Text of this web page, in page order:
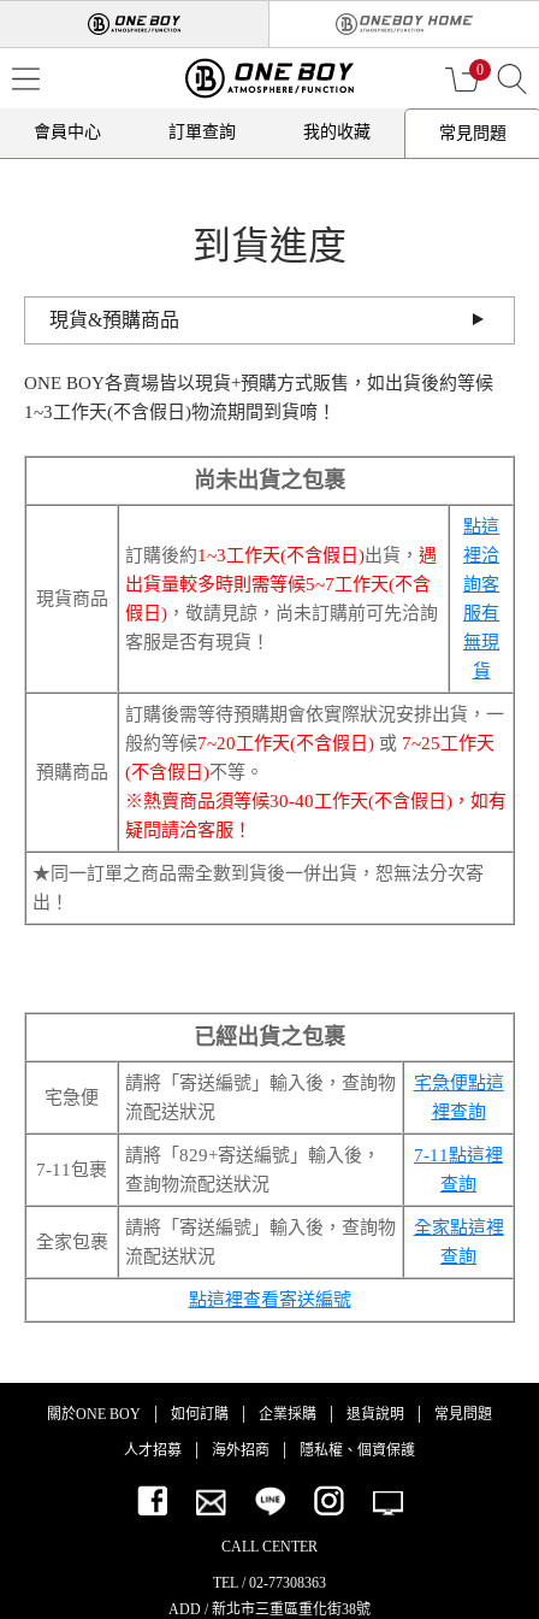
0
會員中心 訂單查詢 我的收藏 常見問題
到貨進度
現貨&預購商品
ONE BOY各賣場皆以現貨+預購方式販售，如出貨後約等候
1~3工作天(不含假日)物流期間到貨唷！
尚未出貨之包裹
現貨商品
訂購後約1~3工作天(不含假日)出貨， 遇
出貨量較多時則需等候5~7工作天(不含
假日) ，敬請見諒，尚未訂購前可先洽詢
客服是否有現貨！
點這
裡洽
詢客
服有
無現
貨
預購商品
訂購後需等待預購期會依實際狀況安排出貨，一
般約等候7~20工作天(不含假日) 或 7~25工作天
(不含假日)不等。
※熱賣商品須等候30-40工作天(不含假日)，如有
疑問請洽客服！
★同一訂單之商品需全數到貨後一併出貨，恕無法分次寄
出！
已經出貨之包裹
宅急便
請將「寄送編號」輸入後，查詢物
流配送狀況
宅急便點這
裡查詢
7-11包裹
請將「829+寄送編號」輸入後，
查詢物流配送狀況
7-11點這裡
查詢
全家包裹
請將「寄送編號」輸入後，查詢物
流配送狀況
全家點這裡
查詢
點這裡查看寄送編號
關於ONE BOY | 如何訂購 | 企業採購 | 退貨說明 | 常見問題
人才招募 | 海外招商 | 隱私權、個資保護
CALL CENTER
TEL / 02-77308363
ADD / 新北市三重區重化街38號